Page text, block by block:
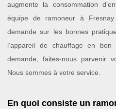
augmente la consommation
équipe de ramoneur à
demande sur les bonnes
l’appareil de chauffage en
demande, faites-nous parvenir
Nous sommes à votre service.
En quoi consiste un